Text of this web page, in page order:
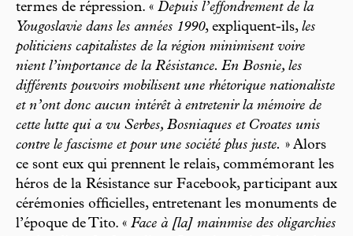
termes de répression. « Depuis l’effondrement de la
Yougoslavie dans les années 1990, expliquent-ils, les
politiciens capitalistes de la région minimisent voire
nient l’importance de la Résistance. En Bosnie, les
différents pouvoirs mobilisent une rhétorique nationaliste
et n’ont donc aucun intérêt à entretenir la mémoire de
cette lutte qui a vu Serbes, Bosniaques et Croates unis
contre le fascisme et pour une société plus juste. » Alors
ce sont eux qui prennent le relais, commémorant les
héros de la Résistance sur Facebook, participant aux
cérémonies officielles, entretenant les monuments de
l’époque de Tito. « Face à [la] mainmise des oligarchies